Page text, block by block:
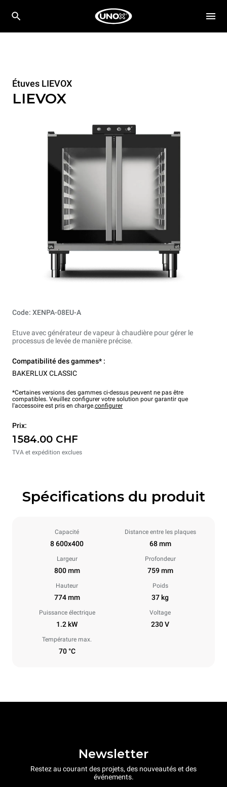
Étuves LIEVOX
LIEVOX
Code: XENPA-08EU-A
Etuve avec générateur de vapeur à chaudière pour gérer le
processus de levée de manière précise.
Compatibilité des gammes* :
BAKERLUX CLASSIC
*Certaines versions des gammes ci-dessus peuvent ne pas être
compatibles. Veuillez configurer votre solution pour garantir que
l'accessoire est pris en charge.configurer
Prix:
1 584.00 CHF
TVA et expédition exclues
Spécifications du produit
Capacité
8 600x400
Distance entre les plaques
68 mm
Largeur
800 mm
Profondeur
759 mm
Hauteur
774 mm
Poids
37 kg
Puissance électrique
1.2 kW
Voltage
230 V
Température max.
70 °C
Newsletter
Restez au courant des projets, des nouveautés et des
événements.